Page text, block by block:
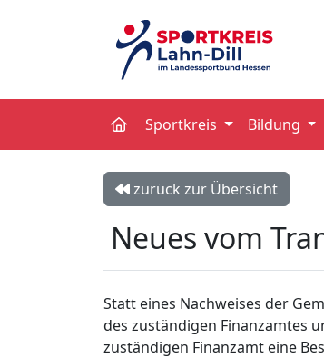
Sportkreis Bildung
zurück zur Übersicht
Neues vom
Statt eines Nachweises der
des zuständigen Finanzamtes
zuständigen Finanzamt eine